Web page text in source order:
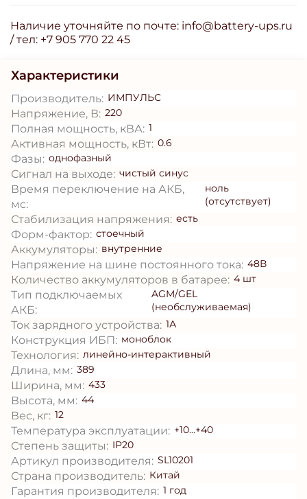
Наличие уточняйте по почте: info@battery-ups.ru
/ тел: +7 905 770 22 45
Характеристики
Производитель: ИМПУЛЬС
Напряжение, В: 220
Полная мощность, кВА: 1
Активная мощность, кВт: 0.6
Фазы: однофазный
Сигнал на выходе: чистый синус
Время переключение на АКБ,
мс:
ноль
(отсутствует)
Стабилизация напряжения: есть
Форм-фактор: стоечный
Аккумуляторы: внутренние
Напряжение на шине постоянного тока: 48В
Количество аккумуляторов в батарее: 4 шт
Тип подключаемых
АКБ:
AGM/GEL
(необслуживаемая)
Ток зарядного устройства: 1А
Конструкция ИБП: моноблок
Технология: линейно-интерактивный
Длина, мм: 389
Ширина, мм: 433
Высота, мм: 44
Вес, кг: 12
Температура эксплуатации: +10...+40
Степень защиты: IP20
Артикул производителя: SL10201
Страна производитель: Китай
Гарантия производителя: 1 год